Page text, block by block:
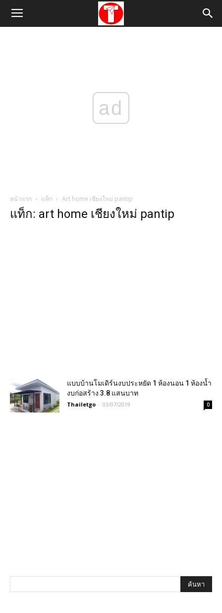
ad
หน้าแรก แท็ก Art home เชียงใหม่ pantip
แท็ก: art home เชียงใหม่ pantip
แบบบ้านโมเดิร์นงบประหยัด 1 ห้องนอน 1 ห้องน้ำ
งบก่อสร้าง 3.8 แสนบาท
Thailetgo - 03/07/2019 0